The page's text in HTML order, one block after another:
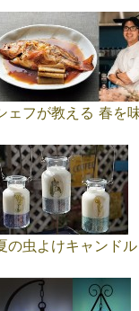
ェフが教える 春を
の虫よけキャンドル